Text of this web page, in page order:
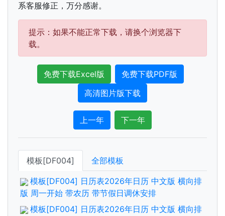
系客服修正，万分感谢。
提示：如果不能正常下载，请换个浏览器下
载。
免费下载Excel版
免费下载PDF版
高清图片版下载
上一年 下一年
模板[DF004] 全部模板
模板[DF004] 日历表2026年日历 中文版 横向排
版 周一开始 带农历 带节假日调休安排
模板[DF004] 日历表2026年日历 中文版 横向排